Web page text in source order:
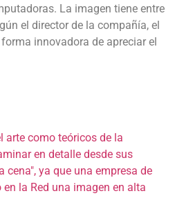
La imagen tiene entre
el director de la compañía, el
innovadora de apreciar el
arte como teóricos de la
en detalle desde sus
ya que una empresa de
en la Red una imagen en alta